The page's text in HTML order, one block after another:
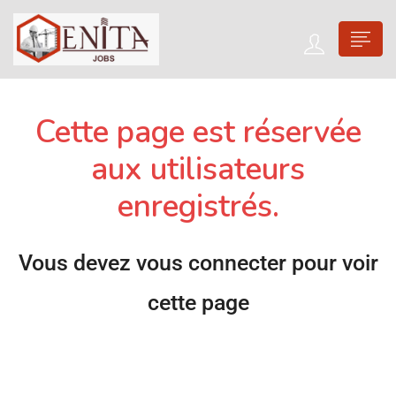
Cette page est réservée
aux utilisateurs
enregistrés.
Vous devez vous connecter pour voir
cette page